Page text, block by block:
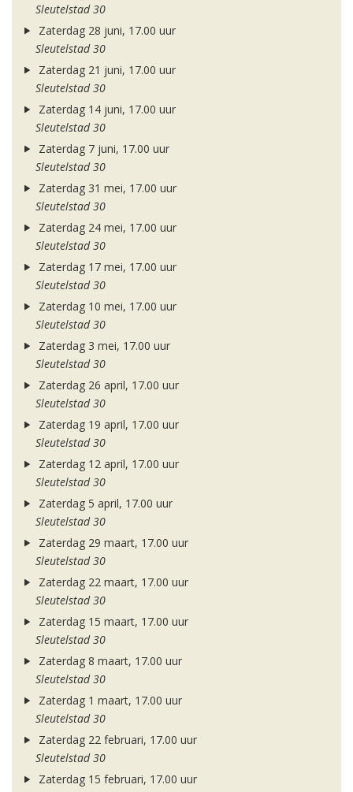
Sleutelstad 30
Zaterdag 28 juni, 17.00 uur
Sleutelstad 30
Zaterdag 21 juni, 17.00 uur
Sleutelstad 30
Zaterdag 14 juni, 17.00 uur
Sleutelstad 30
Zaterdag 7 juni, 17.00 uur
Sleutelstad 30
Zaterdag 31 mei, 17.00 uur
Sleutelstad 30
Zaterdag 24 mei, 17.00 uur
Sleutelstad 30
Zaterdag 17 mei, 17.00 uur
Sleutelstad 30
Zaterdag 10 mei, 17.00 uur
Sleutelstad 30
Zaterdag 3 mei, 17.00 uur
Sleutelstad 30
Zaterdag 26 april, 17.00 uur
Sleutelstad 30
Zaterdag 19 april, 17.00 uur
Sleutelstad 30
Zaterdag 12 april, 17.00 uur
Sleutelstad 30
Zaterdag 5 april, 17.00 uur
Sleutelstad 30
Zaterdag 29 maart, 17.00 uur
Sleutelstad 30
Zaterdag 22 maart, 17.00 uur
Sleutelstad 30
Zaterdag 15 maart, 17.00 uur
Sleutelstad 30
Zaterdag 8 maart, 17.00 uur
Sleutelstad 30
Zaterdag 1 maart, 17.00 uur
Sleutelstad 30
Zaterdag 22 februari, 17.00 uur
Sleutelstad 30
Zaterdag 15 februari, 17.00 uur